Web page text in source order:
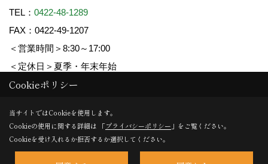
TEL： 0422-48-1289
FAX：0422-49-1207
＜営業時間＞8:30～17:00
＜定休日＞夏季・年末年始
Copyright (c) 丸栄建設. All Rights Reserved.
Produced byゴデスクリエイト
Cookieポリシー
当サイトではCookieを使用します。
Cookieの使用に関する詳細は 「プライバシーポリシー 」をご覧ください。
Cookieを受け入れるか拒否するか選択してください。